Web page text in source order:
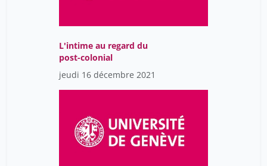
L'intime au regard du
post-colonial
jeudi 16 décembre 2021